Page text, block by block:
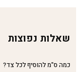
שאלות נפוצות
כמה ס"מ להוסיף לכל צד?